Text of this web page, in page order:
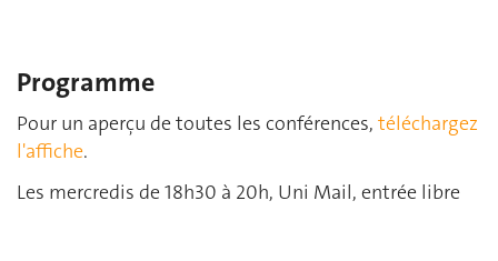
Programme
Pour un aperçu de toutes les conférences, téléchargez
l'affiche.
Les mercredis de 18h30 à 20h, Uni Mail, entrée libre